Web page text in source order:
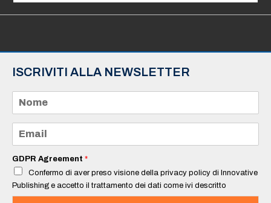
ISCRIVITI ALLA NEWSLETTER
m
e
a
i
*
GDPR Agreement *
Confermo di aver preso visione della privacy policy di Innovative
Publishing e accetto il trattamento dei dati come ivi descritto